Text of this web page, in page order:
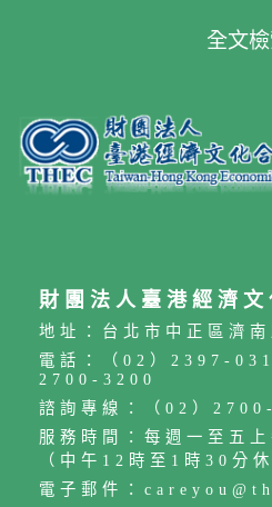
全文
財團法人臺港經濟
地址：台北市中正區濟
電話：（02）2397-
2700-3200
諮詢專線：（02）
服務時間：每週一至五
（中午12時至1時30分休
電子郵件：